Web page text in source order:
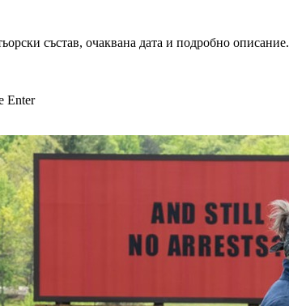
състав, очаквана дата и подробно описание.
Enter